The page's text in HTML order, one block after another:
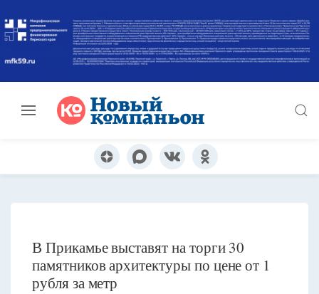
В Прикамье выставят на торги 30
памятников архитектуры по цене от 1
рубля за метр